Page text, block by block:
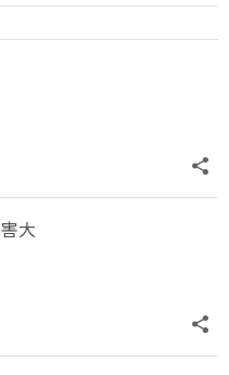
大